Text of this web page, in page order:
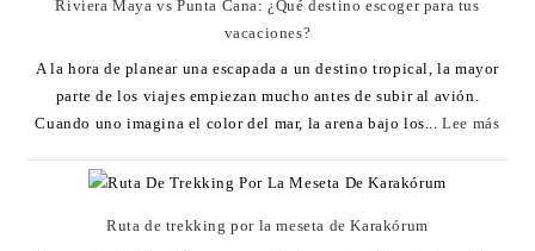
Riviera Maya vs Punta Cana: ¿Qué destino escoger para tus
vacaciones?
A la hora de planear una escapada a un destino tropical, la mayor
parte de los viajes empiezan mucho antes de subir al avión.
Cuando uno imagina el color del mar, la arena bajo los...Lee más
Ruta de trekking por la meseta de Karakórum